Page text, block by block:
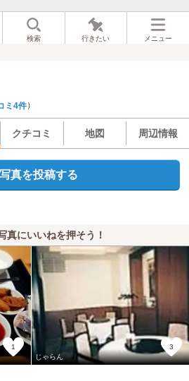
検索 行きたい メニュー
ミ4件）
クチコミ 地図 周辺情報
写真を投稿する
真にいいねを押そう！
1
じゃらん
3